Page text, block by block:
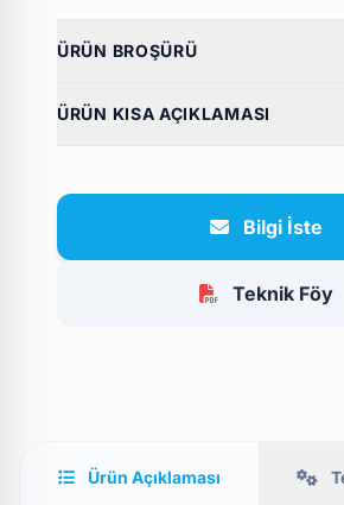
ÜRÜN BROŞÜRÜ
ÜRÜN KISA AÇIKLAMASI
Bilgi İste
Teknik Föy
Ürün Açıklaması